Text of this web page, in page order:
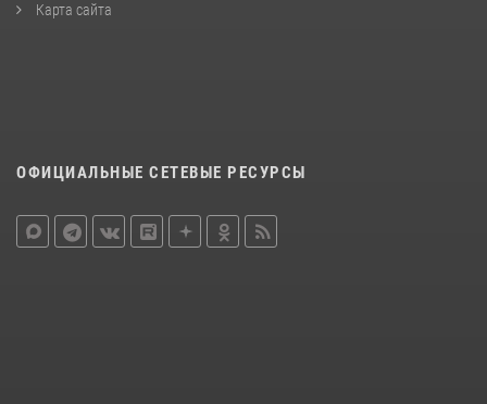
Карта сайта
ОФИЦИАЛЬНЫЕ СЕТЕВЫЕ РЕСУРСЫ